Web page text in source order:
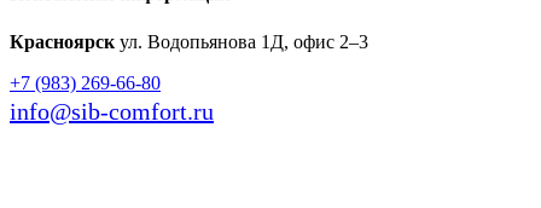
Красноярск ул. Водопьянова 1Д, офис 2–3
+7 (983) 269-66-80
info@sib-comfort.ru